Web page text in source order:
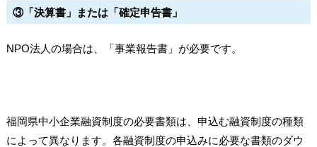
③「決算書」または「確定申告書」
NPO法人の場合は、「事業報告書」が必要です。
福岡県中小企業融資制度の必要書類は、申込む融資制度の種類
によって異なります。各融資制度の申込みに必要な書類のダウ